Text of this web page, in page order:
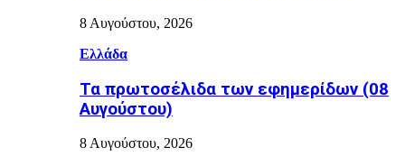
8 Αυγούστου, 2026
Ελλάδα
Τα πρωτοσέλιδα των εφημερίδων (08
Αυγούστου)
8 Αυγούστου, 2026